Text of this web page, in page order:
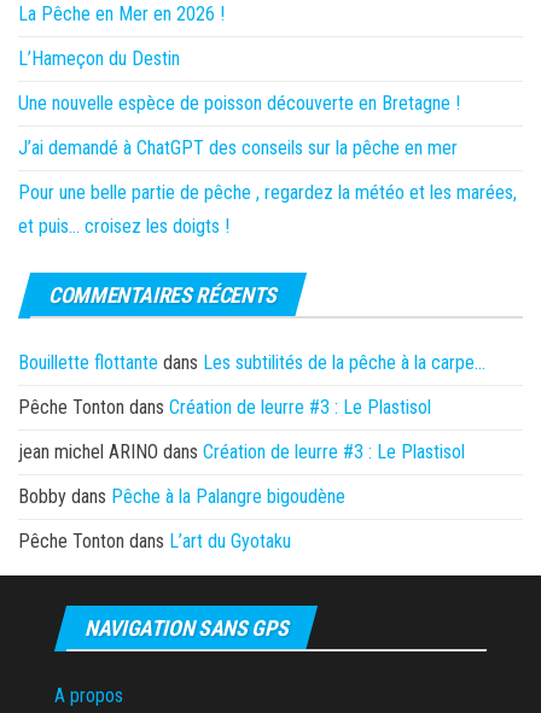
La Pêche en Mer en 2026 !
L’Hameçon du Destin
Une nouvelle espèce de poisson découverte en Bretagne !
J’ai demandé à ChatGPT des conseils sur la pêche en mer
Pour une belle partie de pêche , regardez la météo et les marées,
et puis… croisez les doigts !
COMMENTAIRES RÉCENTS
Bouillette flottante dans Les subtilités de la pêche à la carpe…
Pêche Tonton dans Création de leurre #3 : Le Plastisol
jean michel ARINO dans Création de leurre #3 : Le Plastisol
Bobby dans Pêche à la Palangre bigoudène
Pêche Tonton dans L’art du Gyotaku
NAVIGATION SANS GPS
A propos